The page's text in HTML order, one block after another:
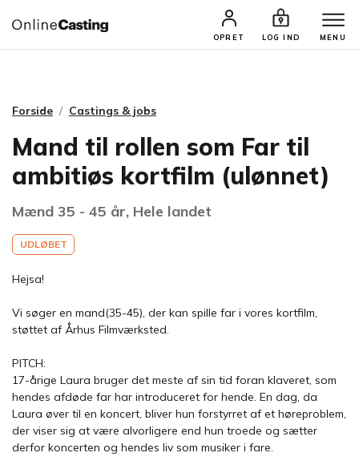
OPRET LOG IND MENU
CASTINGS & JOBS SØG PROFIL
Forside Castings & jobs
Mand til rollen som Far til
ambitiøs kortfilm (ulønnet)
Mænd 35 - 45 år, Hele landet
UDLØBET
Hejsa!
Vi søger en mand(35-45), der kan spille far i vores kortfilm,
støttet af Århus Filmværksted.
PITCH:
17-årige Laura bruger det meste af sin tid foran klaveret, som
hendes afdøde far har introduceret for hende. En dag, da
Laura øver til en koncert, bliver hun forstyrret af et høreproblem,
der viser sig at være alvorligere end hun troede og sætter
derfor koncerten og hendes liv som musiker i fare.